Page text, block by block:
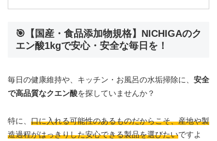
🎯【国産・食品添加物規格】NICHIGAのク
エン酸1kgで安心・安全な毎日を！
毎日の健康維持や、キッチン・お風呂の水垢掃除に、 安全
で高品質なクエン酸を探していませんか？
特に、 口に入れる可能性のあるものだからこそ、産地や製
造過程がはっきりした安心できる製品を選びたいですよ